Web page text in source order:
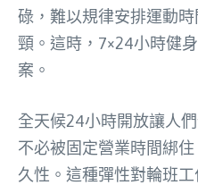
碌，難以規律安排運動
頸。這時，7×24小時健
案。
全天候24小時開放讓人
不必被固定營業時間綁
久性。這種彈性對輪班